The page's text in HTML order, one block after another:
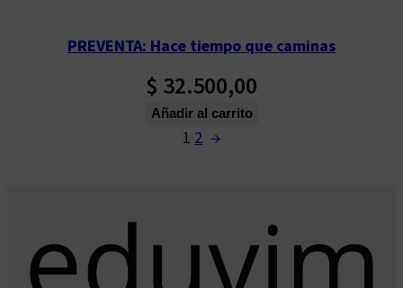
PREVENTA: Hace tiempo que caminas
$ 32.500,00
Añadir al carrito
1 2 →